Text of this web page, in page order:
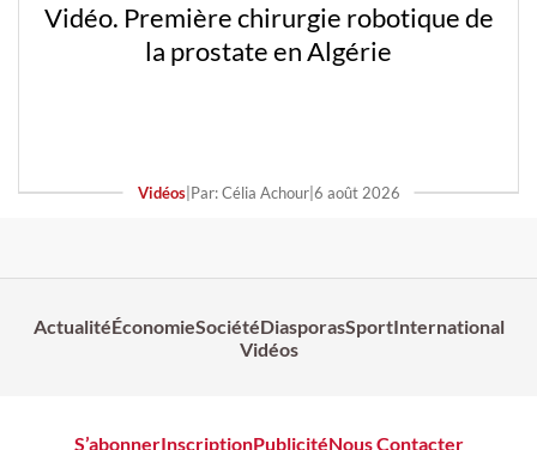
Vidéo. Première chirurgie robotique de
la prostate en Algérie
Vidéos| Par: Célia Achour| 6 août 2026
ActualitéÉconomieSociétéDiasporasSportInternational
Vidéos
S’abonnerInscriptionPublicitéNous Contacter